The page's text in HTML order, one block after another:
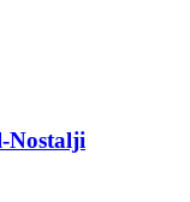
Nostalji